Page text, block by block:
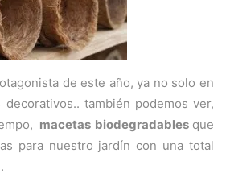
de este año, ya no solo en
también podemos ver,
macetas biodegradablesque
para nuestro jardín con una total